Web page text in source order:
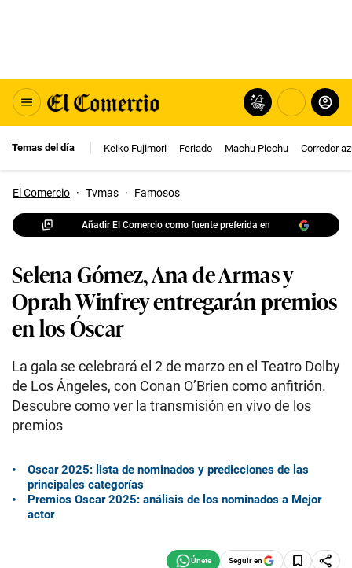
Temas del día Keiko Fujimori Feriado Machu Picchu Corredor
El Comercio · Tvmas · Famosos
Añadir El Comercio como fuente preferida en
Selena Gómez, Ana de Armas y
Oprah Winfrey entregarán premios
en los Óscar
La gala se celebrará el 2 de marzo en el Teatro Dolby
de Los Ángeles, con Conan O’Brien como anfitrión.
Descubre como ver la transmisión en vivo de los
premios
Oscar 2025: lista de nominados y predicciones de las
principales categorías
Premios Oscar 2025: análisis de los nominados a Mejor
actor
Seguir en